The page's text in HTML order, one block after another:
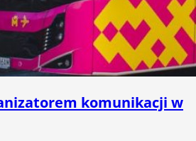
komunikacji w